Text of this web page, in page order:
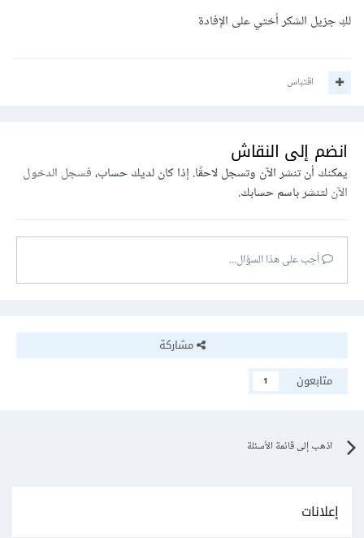
المرسل بشكل سليم... حيث أن مزودي خدمة البريد الالكتروني
العديد من الطرق والادوات وبناء عليه اتخاذ القرار فيما اذا كان
مرغوب بها أم لا وستجد في هذا الموقع
وكيفيه تخطيها ببناء فورم بريدي قوي بشكل عام .. وهنا بالتحديد
ستجدالحل لرسائل php البريدية
لكِ جزيل الشكر أختي على الإفادة
اقتباس
انضم إلى النقاش
يمكنك أن تنشر الآن وتسجل لاحقًا. إذا كان لديك حساب،فسجل الدخول
الآنلتنشر باسم حسابك.
أجب على هذا السؤال...
مشاركة
متابعون
1
اذهب إلى قائمة الأسئلة
إعلانات